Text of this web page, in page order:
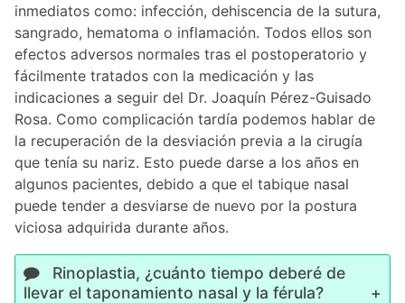
inmediatos como: infección, dehiscencia de la sutura,
sangrado, hematoma o inflamación. Todos ellos son
efectos adversos normales tras el postoperatorio y
fácilmente tratados con la medicación y las
indicaciones a seguir del Dr. Joaquín Pérez-Guisado
Rosa. Como complicación tardía podemos hablar de
la recuperación de la desviación previa a la cirugía
que tenía su nariz. Esto puede darse a los años en
algunos pacientes, debido a que el tabique nasal
puede tender a desviarse de nuevo por la postura
viciosa adquirida durante años.
Rinoplastia, ¿cuánto tiempo deberé de
llevar el taponamiento nasal y la férula?